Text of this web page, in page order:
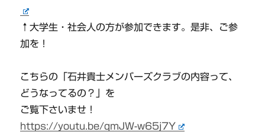
↑大学生・社会人の方が参加できます。是非、ご参
加を！
こちらの「石井貴士メンバーズクラブの内容って、
どうなってるの？」を
ご覧下さいませ！
https://youtu.be/qmJW-w65j7Y